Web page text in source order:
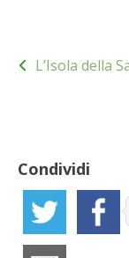
IL MIO 2025
COLTIVARE
articoli
L’Isola della
Condividi